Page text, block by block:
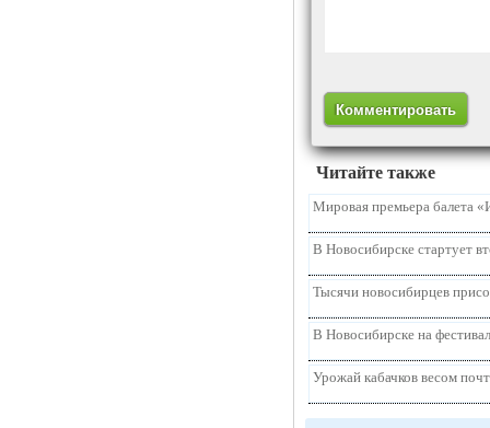
Читайте также
Мировая премьера балета
В Новосибирске стартует
Тысячи новосибирцев
В Новосибирске на
Урожай кабачков весом